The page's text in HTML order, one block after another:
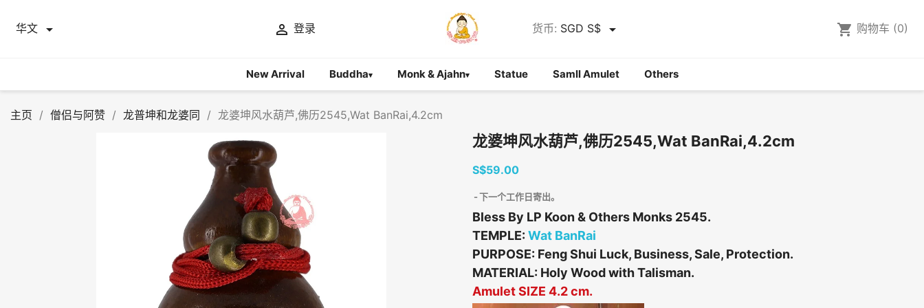
华文   登录 货币: SGD S$  shopping_cart 购物车 (0)
New Arrival Buddha▾ Monk & Ajahn▾ Statue Samll Amulet Others
主页 僧侣与阿赞 龙普坤和龙婆同 龙婆坤风水葫芦,佛历2545,Wat BanRai,4.2cm
龙婆坤风水葫芦,佛历2545,Wat BanRai,4.2cm
S$59.00
下一个工作日寄出。
Bless By LP Koon & Others Monks 2545.
TEMPLE: Wat BanRai
PURPOSE: Feng Shui Luck, Business, Sale, Protection.
MATERIAL: Holy Wood with Talisman.
Amulet SIZE 4.2 cm.